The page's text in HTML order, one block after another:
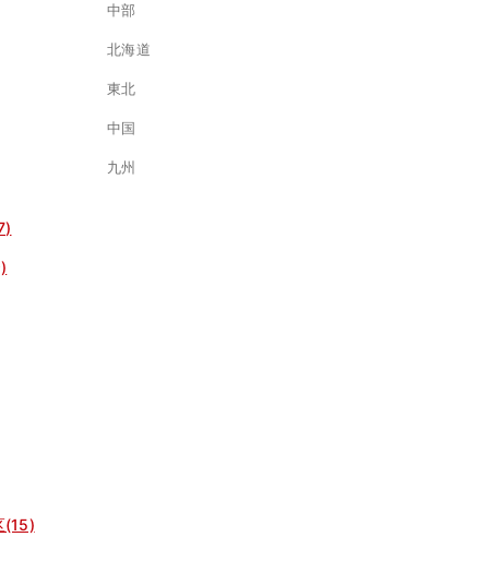
(15)
中部
北海道
東北
中国
九州